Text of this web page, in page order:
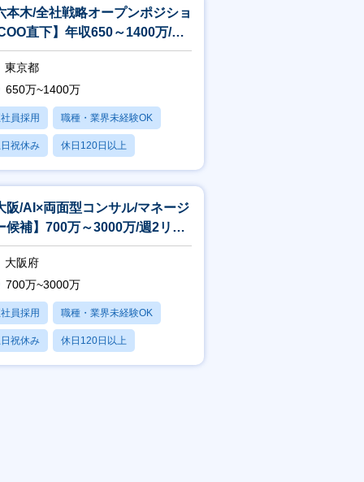
本木/全社戦略オープンポジショ
直下】年収650～1400万/リ
ト・フレックス制度
東京都
650万~1400万
員採用 職種・業界未経験OK
祝休み 休日120日以上
業20時間以内
阪/AI×両面型コンサル/マネージ
候補】700万～3000万/週2リモ
/フレックス制度
大阪府
700万~3000万
員採用 職種・業界未経験OK
祝休み 休日120日以上
業20時間以内